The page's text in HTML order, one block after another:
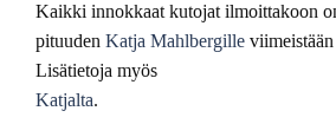
Kaikki innokkaat kutojat ilmoittakoon
pituuden Katja Mahlbergille
Lisätietoja myös
Katjalta.